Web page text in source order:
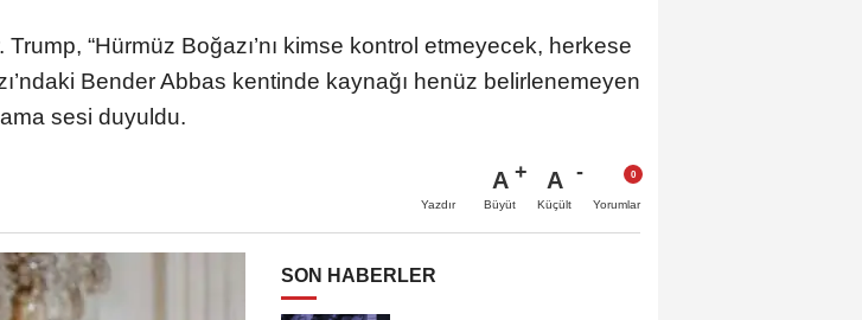
“Hürmüz Boğazı’nı kimse kontrol etmeyecek, herkese
Bender Abbas kentinde kaynağı henüz belirlenemeyen
sesi duyuldu.
Yazdır
A
Büyüt
A
Küçült Yorumlar
SON HABERLER